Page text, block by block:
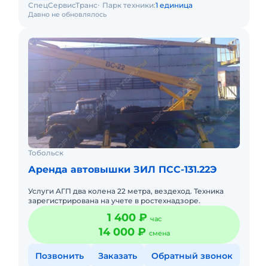
Давно не обновлялось
СпецСервисТранс Парк техники:1 единица
Тобольск
Аренда автовышки ЗИЛ ПСС-131.22Э
Услуги АГП два колена 22 метра, вездеход. Техника
зарегистрирована на учете в ростехнадзоре.
1 400 ₽ час
14 000 ₽ смена
Позвонить Заказать Обратный звонок